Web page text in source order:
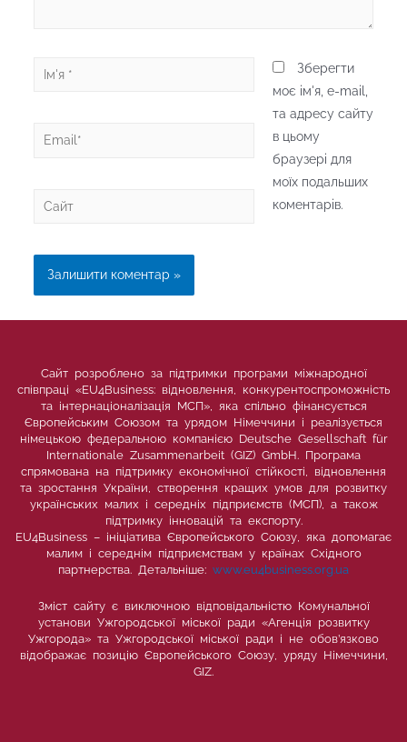
Ім'я
Email*
Сайт
Зберегти
моє ім'я, e-mail,
та адресу сайту
в цьому
браузері для
моїх подальших
коментарів.
Сайт розроблено за підтримки програми міжнародної
співпраці «EU4Business: відновлення, конкурентоспроможність
та інтернаціоналізація МСП», яка спільно фінансується
Європейським Союзом та урядом Німеччини і реалізується
німецькою федеральною компанією Deutsche Gesellschaft für
Internationale Zusammenarbeit (GIZ) GmbH. Програма
спрямована на підтримку економічної стійкості, відновлення
та зростання України, створення кращих умов для розвитку
українських малих і середніх підприємств (МСП), а також
підтримку інновацій та експорту.
EU4Business – ініціатива Європейського Союзу, яка допомагає
малим і середнім підприємствам у країнах Східного
партнерства. Детальніше: www.eu4business.org.ua
Зміст сайту є виключною відповідальністю Комунальної
установи Ужгородської міської ради «Агенція розвитку
Ужгорода» та Ужгородської міської ради і не обов’язково
відображає позицію Європейського Союзу, уряду Німеччини,
GIZ.